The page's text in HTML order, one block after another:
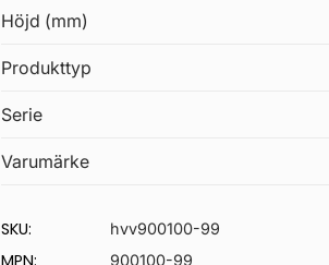
Höjd (mm)
Produkttyp
Serie
Varumärke
SKU: hvv900100-99
MPN: 900100-99